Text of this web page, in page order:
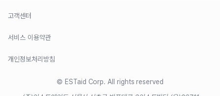
고객센터
서비스 이용약관
개인정보처리방침
© ESTaid Corp. All rights reserved